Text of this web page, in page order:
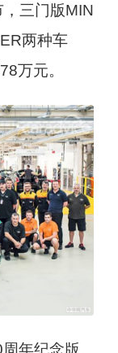
三门版MIN
两种车
万元。